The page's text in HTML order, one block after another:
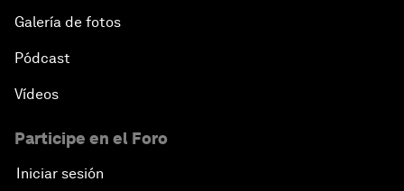
Galería de fotos
Pódcast
Vídeos
Participe en el Foro
Iniciar sesión